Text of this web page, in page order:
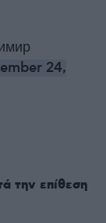
24,
την επίθεση